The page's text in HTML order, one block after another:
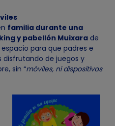
familia durante una
y pabellón Muixara de
para que padres e
disfrutando de juegos y
sin “móviles, ni dispositivos